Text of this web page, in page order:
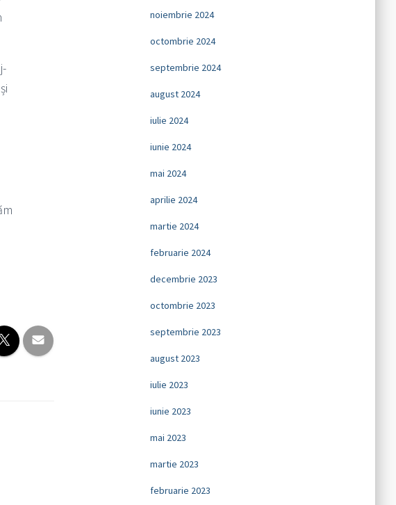
noiembrie 2024
octombrie 2024
septembrie 2024
august 2024
iulie 2024
iunie 2024
mai 2024
aprilie 2024
martie 2024
februarie 2024
decembrie 2023
octombrie 2023
septembrie 2023
august 2023
iulie 2023
iunie 2023
mai 2023
martie 2023
februarie 2023